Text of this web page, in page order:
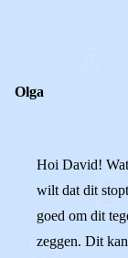
Olga
Hoi David!
wilt dat dit
goed om dit
zeggen. Dit